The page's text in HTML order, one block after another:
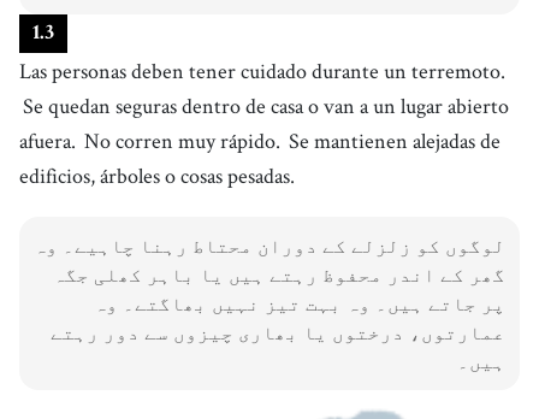
1.3
Las personas deben tener cuidado durante un terremoto.
Se quedan seguras dentro de casa o van a un lugar abierto
afuera. No corren muy rápido. Se mantienen alejadas de
edificios, árboles o cosas pesadas.
لوگوں کو زلزلے کے دوران محتاط رہنا چاہیے۔ وہ
گھر کے اندر محفوظ رہتے ہیں یا باہر کھلی جگہ
پر جاتے ہیں۔ وہ بہت تیز نہیں بھاگتے۔ وہ
عمارتوں، درختوں یا بھاری چیزوں سے دور رہتے
ہیں۔